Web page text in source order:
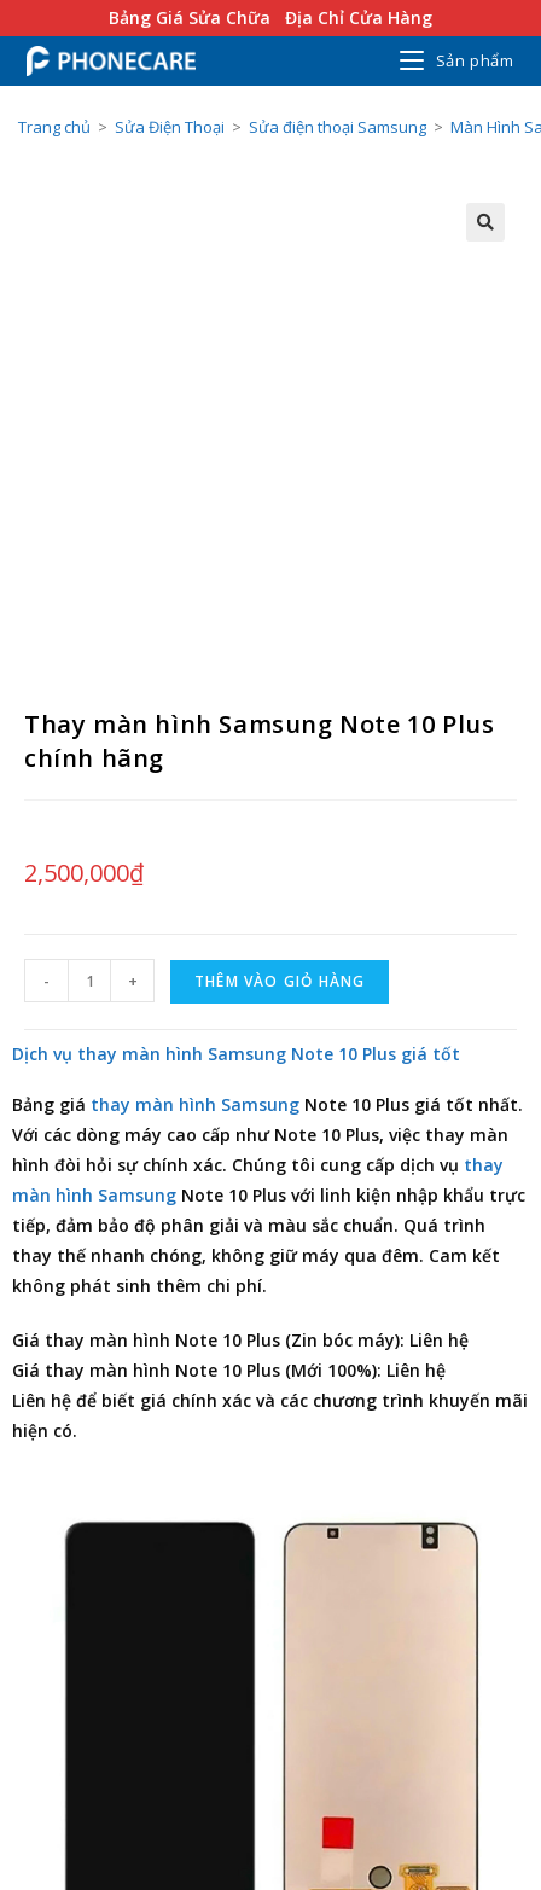
Bảng Giá Sửa Chữa Địa Chỉ Cửa Hàng
Sản phẩm
Trang chủ > Sửa Điện Thoại > Sửa điện thoại Samsung > Màn Hình
Thay màn hình Samsung Note 10 Plus
chính hãng
2,500,000₫
- + THÊM VÀO GIỎ HÀNG
Dịch vụ thay màn hình Samsung Note 10 Plus giá tốt
Bảng giá thay màn hình Samsung Note 10 Plus giá tốt nhất.
Với các dòng máy cao cấp như Note 10 Plus, việc thay màn
hình đòi hỏi sự chính xác. Chúng tôi cung cấp dịch vụ thay
màn hình Samsung Note 10 Plus với linh kiện nhập khẩu trực
tiếp, đảm bảo độ phân giải và màu sắc chuẩn. Quá trình
thay thế nhanh chóng, không giữ máy qua đêm. Cam kết
không phát sinh thêm chi phí.
Giá thay màn hình Note 10 Plus (Zin bóc máy): Liên hệ
Giá thay màn hình Note 10 Plus (Mới 100%): Liên hệ
Liên hệ để biết giá chính xác và các chương trình khuyến mãi
hiện có.